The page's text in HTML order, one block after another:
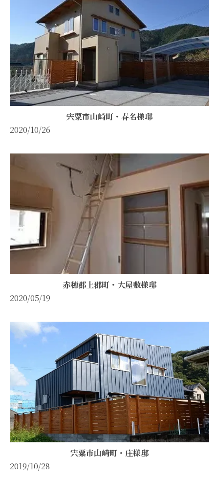
宍粟市山崎町・春名様邸
2020/10/26
赤穂郡上郡町・大屋敷様邸
2020/05/19
宍粟市山崎町・庄様邸
2019/10/28